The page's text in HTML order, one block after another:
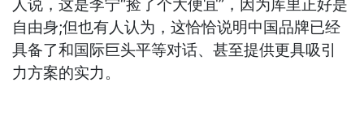
人说，这是李宁“捡了个大便宜”，因为库里正好是
自由身;但也有人认为，这恰恰说明中国品牌已经
具备了和国际巨头平等对话、甚至提供更具吸引
力方案的实力。